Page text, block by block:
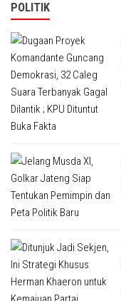
POLITIK